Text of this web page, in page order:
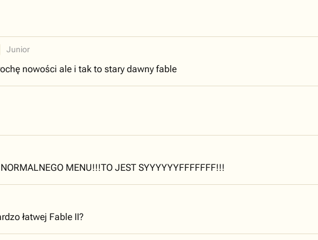
Junior
nowości ale i tak to stary dawny fable
MENU!!!TO JEST SYYYYYYFFFFFFF!!!
łatwej Fable II?